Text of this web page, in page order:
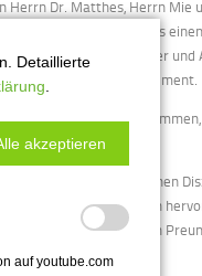
Herrn Dr. Matthes, Herrn Mie
auf Bezirksebene. Jeweils
das Team Tim Schiffer und
für besonderes Engagement.
nahmen in verschiedenen
IV einen
Matteo Sachs, Anton
Detaillierte
akzeptieren
auf youtube.com